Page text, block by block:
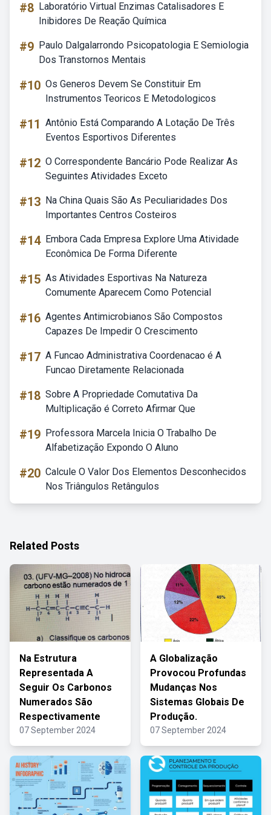
#8 Laboratório Virtual Enzimas Catalisadores E
Inibidores De Reação Química
#9 Paulo Dalgalarrondo Psicopatologia E Semiologia
Dos Transtornos Mentais
#10 Os Generos Devem Se Constituir Em
Instrumentos Teoricos E Metodologicos
#11 Antônio Está Comparando A Lotação De Três
Eventos Esportivos Diferentes
#12 O Correspondente Bancário Pode Realizar As
Seguintes Atividades Exceto
#13 Na China Quais São As Peculiaridades Dos
Importantes Centros Costeiros
#14 Embora Cada Empresa Explore Uma Atividade
Econômica De Forma Diferente
#15 As Atividades Esportivas Na Natureza
Comumente Aparecem Como Potencial
#16 Agentes Antimicrobianos São Compostos
Capazes De Impedir O Crescimento
#17 A Funcao Administrativa Coordenacao é A
Funcao Diretamente Relacionada
#18 Sobre A Propriedade Comutativa Da
Multiplicação é Correto Afirmar Que
#19 Professora Marcela Inicia O Trabalho De
Alfabetização Expondo O Aluno
#20 Calcule O Valor Dos Elementos Desconhecidos
Nos Triângulos Retângulos
Related Posts
Na Estrutura
Representada A
Seguir Os Carbonos
Numerados São
Respectivamente
07 September 2024
A Globalização
Provocou Profundas
Mudanças Nos
Sistemas Globais De
Produção.
07 September 2024